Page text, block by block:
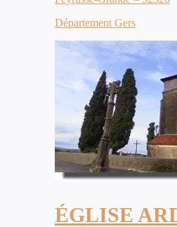
Département Gers
ÉGLISE